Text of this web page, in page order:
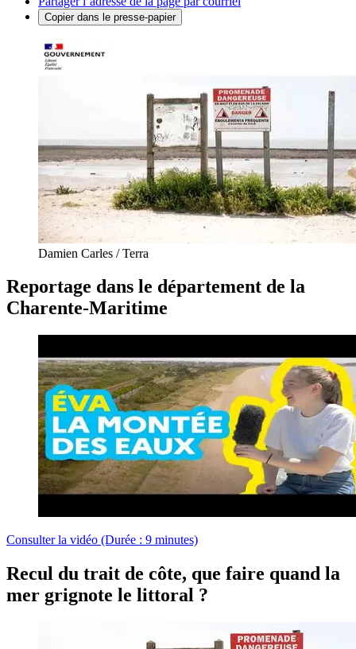
Copier dans le presse-papier
Damien Carles / Terra
Reportage dans le département de la
Charente-Maritime
Consulter la vidéo (Durée : 9 minutes)
Recul du trait de côte, que faire quand la
mer grignote le littoral ?